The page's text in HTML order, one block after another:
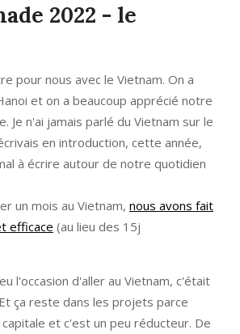
2022 - le
pour nous avec le Vietnam. On a
et on a beaucoup apprécié notre
Je n'ai jamais parlé du Vietnam sur le
en introduction, cette année,
à écrire autour de notre quotidien
un mois au Vietnam, nous avons fait
efficace (au lieu des 15j
l'occasion d'aller au Vietnam, c'était
ça reste dans les projets parce
et c'est un peu réducteur. De